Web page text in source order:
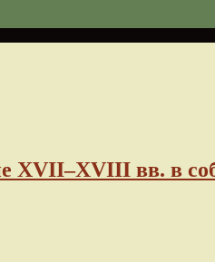
XVII–XVIII вв. в